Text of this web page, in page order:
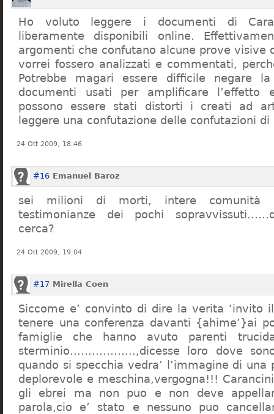
Ho voluto leggere i documenti di
liberamente disponibili online.
argomenti che confutano alcune prove visive
vorrei fossero analizzati e commentati,
Potrebbe magari essere difficile negare
documenti usati per amplificare l’effetto
possono essere stati distorti i creati ad
leggere una confutazione delle confutazioni di
24 Ott 2009, 18:46
#16 Emanuel Baroz
sei milioni di morti, intere comunità
testimonianze dei pochi
cerca?
24 Ott 2009, 19:04
#17 Mirella Coen
Siccome e’ convinto di dire la verita ‘invito
tenere una conferenza davanti {ahime’}ai
famiglie che hanno avuto parenti
sterminio………………,dicesse loro dove
quando si specchia vedra’ l’immagine di una
deplorevole e meschina,vergogna!!!
gli ebrei ma non puo e non deve
parola,cio e’ stato e nessuno puo